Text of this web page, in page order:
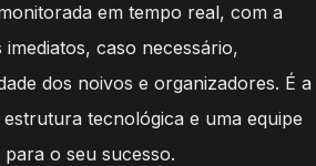
em tempo real, com a
imediatos, caso necessário,
dos noivos e organizadores. É a
tecnológica e uma equipe
o seu sucesso.